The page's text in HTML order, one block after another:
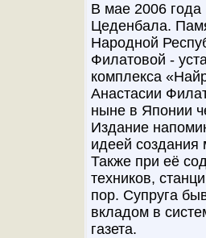
В мае 2006 года
Цеденбала.
Народной
Филатовой -
комплекса
Анастасии
ныне в Японии
Издание
идеей создания
Также при её
техников,
пор. Супруга
вкладом в
газета.